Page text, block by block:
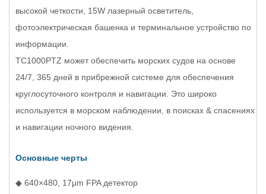
высокой четкости, 15W лазерный осветитель,
фотоэлектрическая башенка и терминальное устройство по
информации.
TC1000PTZ может обеспечить морских судов на основе
24/7, 365 дней в прибрежной системе для обеспечения
круглосуточного контроля и навигации. Это широко
используется в морском наблюдении, в поисках & спасениях
и навигации ночного видения.
Основные черты
◆ 640×480, 17μm FPA детектор